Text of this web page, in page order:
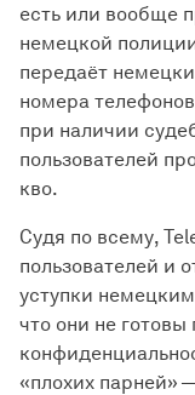
есть или вообще
немецкой
передаёт
номера
при наличии
пользователей
кво.
Судя по всему,
пользователей и
уступки
что они не готовы
«плохих парней»